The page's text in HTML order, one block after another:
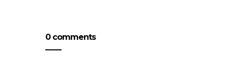
0 comments